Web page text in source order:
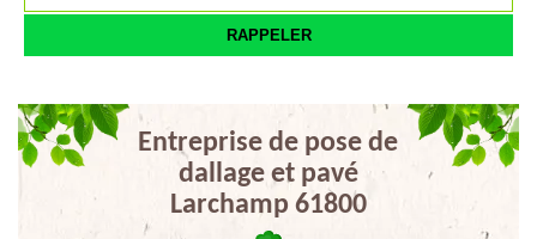
Entreprise de pose de
dallage et pavé
Larchamp 61800